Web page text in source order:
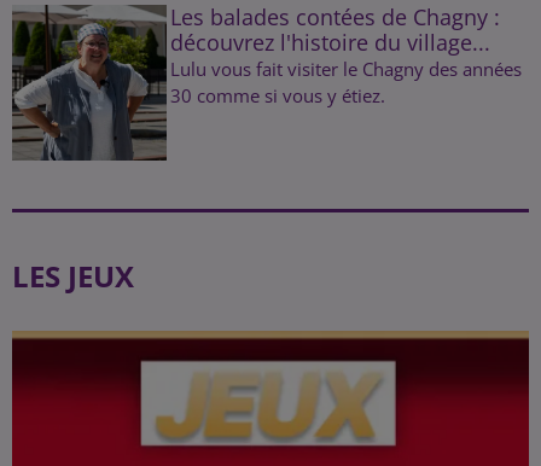
Les balades contées de Chagny :
découvrez l'histoire du village...
Lulu vous fait visiter le Chagny des années
30 comme si vous y étiez.
LES JEUX